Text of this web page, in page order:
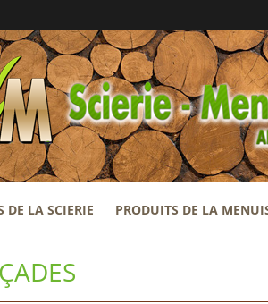
DE LA SCIERIE PRODUITS DE LA